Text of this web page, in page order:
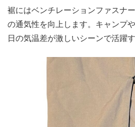
裾にはベンチレーションファスナ
の通気性を向上します。キャンプ
日の気温差が激しいシーンで活躍